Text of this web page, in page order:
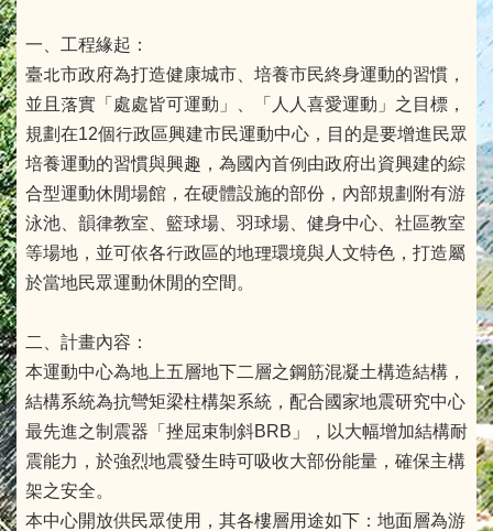
一、工程緣起：
臺北市政府為打造健康城市、培養市民終身運動的習慣，
並且落實「處處皆可運動」、「人人喜愛運動」之目標，
規劃在12個行政區興建市民運動中心，目的是要增進民眾
培養運動的習慣與興趣，為國內首例由政府出資興建的綜
合型運動休閒場館，在硬體設施的部份，內部規劃附有游
泳池、韻律教室、籃球場、羽球場、健身中心、社區教室
等場地，並可依各行政區的地理環境與人文特色，打造屬
於當地民眾運動休閒的空間。
二、計畫內容：
本運動中心為地上五層地下二層之鋼筋混凝土構造結構，
結構系統為抗彎矩梁柱構架系統，配合國家地震研究中心
最先進之制震器「挫屈束制斜BRB」，以大幅增加結構耐
震能力，於強烈地震發生時可吸收大部份能量，確保主構
架之安全。
本中心開放供民眾使用，其各樓層用途如下：地面層為游